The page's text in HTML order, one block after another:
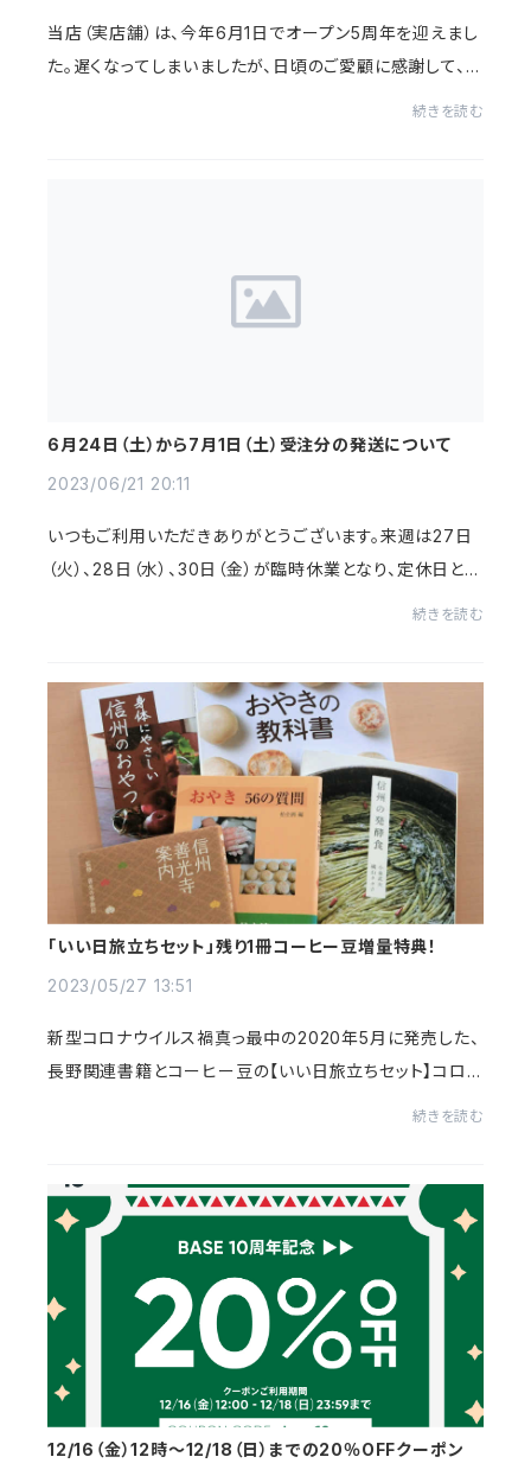
当店（実店舗）は、今年6月1日でオープン5周年を迎えまし
た。遅くなってしまいましたが、日頃のご愛顧に感謝して、コ
続きを読む
6月24日（土）から7月1日（土）受注分の発送について
2023/06/21 20:11
いつもご利用いただきありがとうございます。来週は27日
（火）、28日（水）、30日（金）が臨時休業となり、定休日とあ
続きを読む
「いい日旅立ちセット」残り1冊コーヒー豆増量特典！
2023/05/27 13:51
新型コロナウイルス禍真っ最中の2020年5月に発売した、
長野関連書籍とコーヒー豆の【いい日旅立ちセット】コロナ
続きを読む
12/16（金）12時～12/18（日）までの20％OFFクーポン